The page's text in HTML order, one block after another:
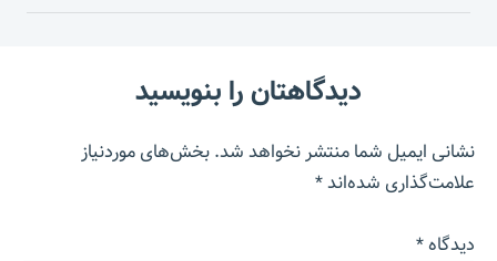
دیدگاهتان را بنویسید
نشانی ایمیل شما منتشر نخواهد شد.بخش‌های موردنیاز
علامت‌گذاری شده‌اند*
دیدگاه*